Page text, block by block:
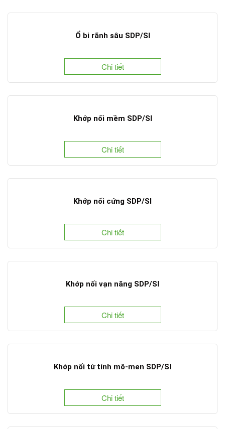
Ổ bi rãnh sâu SDP/SI
Chi tiết
Khớp nối mềm SDP/SI
Chi tiết
Khớp nối cứng SDP/SI
Chi tiết
Khớp nối vạn năng SDP/SI
Chi tiết
Khớp nối từ tính mô-men SDP/SI
Chi tiết